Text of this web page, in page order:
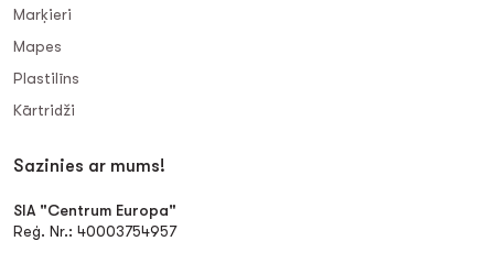
Marķieri
Mapes
Plastilīns
Kārtridži
Sazinies ar mums!
SIA "Centrum Europa"
Reģ. Nr.: 40003754957